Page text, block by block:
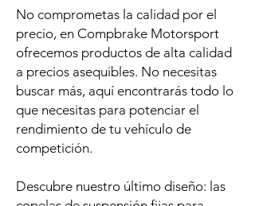
No comprometas la calidad por el
precio, en Compbrake Motorsport
ofrecemos productos de alta calidad
a precios asequibles. No necesitas
buscar más, aquí encontrarás todo lo
que necesitas para potenciar el
rendimiento de tu vehículo de
competición.
Descubre nuestro último diseño: las